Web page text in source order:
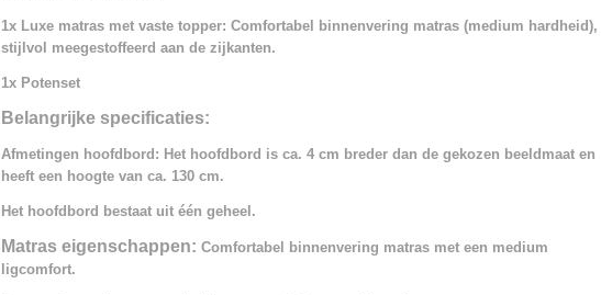
1x Luxe matras met vaste topper: Comfortabel binnenvering matras (medium hardheid),
stijlvol meegestoffeerd aan de zijkanten.
1x Potenset
Belangrijke specificaties:
Afmetingen hoofdbord: Het hoofdbord is ca. 4 cm breder dan de gekozen beeldmaat en
heeft een hoogte van ca. 130 cm.
Het hoofdbord bestaat uit één geheel.
Matras eigenschappen: Comfortabel binnenvering matras met een medium
ligcomfort.